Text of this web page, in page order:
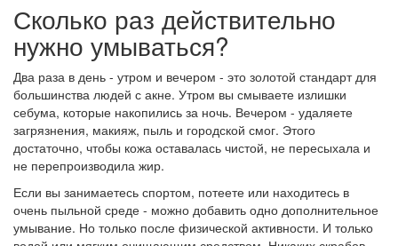
Сколько раз действительно
нужно умываться?
Два раза в день - утром и вечером - это золотой стандарт для
большинства людей с акне. Утром вы смываете излишки
себума, которые накопились за ночь. Вечером - удаляете
загрязнения, макияж, пыль и городской смог. Этого
достаточно, чтобы кожа оставалась чистой, не пересыхала и
не перепроизводила жир.
Если вы занимаетесь спортом, потеете или находитесь в
очень пыльной среде - можно добавить одно дополнительное
умывание. Но только после физической активности. И только